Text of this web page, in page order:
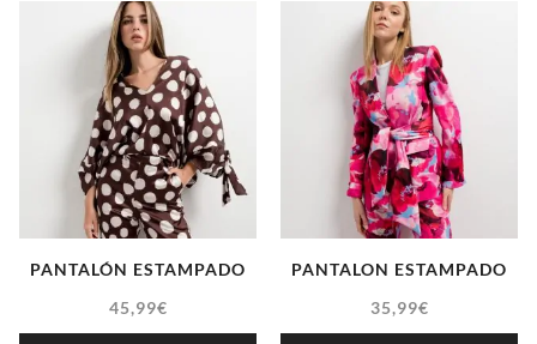
PANTALÓN ESTAMPADO
45,99€
PANTALON ESTAMPADO
35,99€